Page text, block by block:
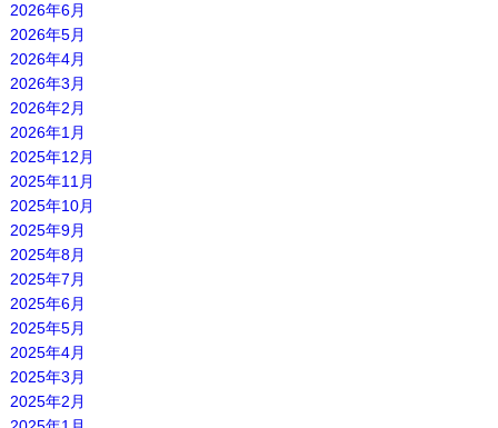
2026年6月
2026年5月
2026年4月
2026年3月
2026年2月
2026年1月
2025年12月
2025年11月
2025年10月
2025年9月
2025年8月
2025年7月
2025年6月
2025年5月
2025年4月
2025年3月
2025年2月